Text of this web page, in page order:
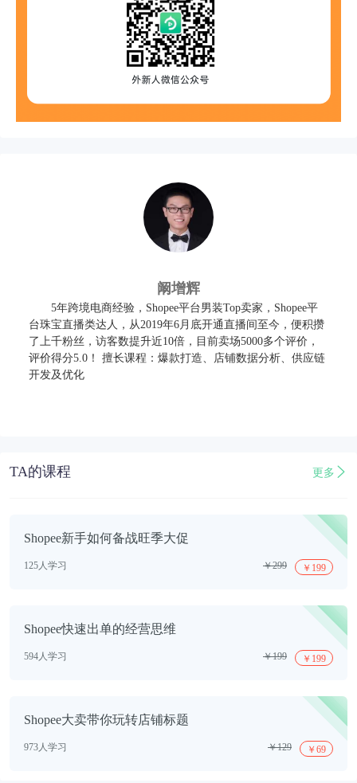
阚增辉
5年跨境电商经验，Shopee平台男装Top卖家，Shopee平
台珠宝直播类达人，从2019年6月底开通直播间至今，便积攒
了上千粉丝，访客数提升近10倍，目前卖场5000多个评价，
评价得分5.0！ 擅长课程：爆款打造、店铺数据分析、供应链
开发及优化
TA的课程 更多
Shopee新手如何备战旺季大促
125人学习 ￥199
￥299
Shopee快速出单的经营思维
594人学习 ￥199
￥199
Shopee大卖带你玩转店铺标题
973人学习 ￥69
￥129